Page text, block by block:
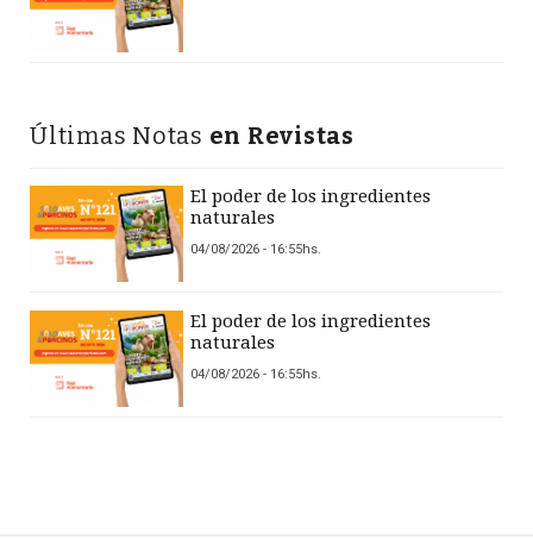
Últimas Notas en Revistas
El poder de los ingredientes
naturales
04/08/2026 - 16:55hs.
El poder de los ingredientes
naturales
04/08/2026 - 16:55hs.